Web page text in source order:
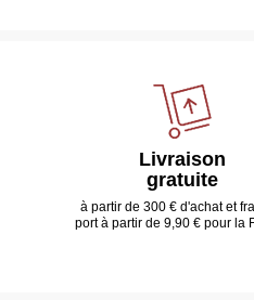
Livraison
gratuite
à partir de 300 € d'achat et
port à partir de 9,90 € pour la